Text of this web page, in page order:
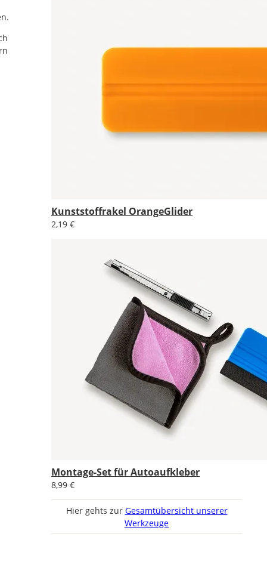
Kunststoffrakel OrangeGlider
2,19 €
Montage-Set für Autoaufkleber
8,99 €
Hier gehts zur Gesamtübersicht unserer
Werkzeuge